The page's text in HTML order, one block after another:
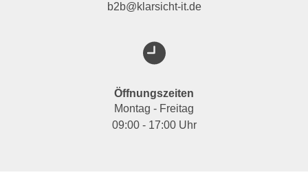
b2b@klarsicht-it.de
Öffnungszeiten
Montag - Freitag
09:00 - 17:00 Uhr